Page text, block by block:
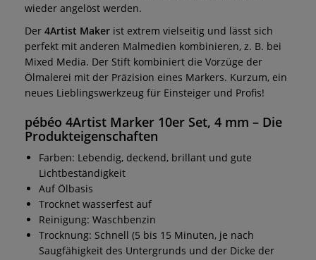
wieder angelöst werden.
Der 4Artist Maker ist extrem vielseitig und lässt sich
perfekt mit anderen Malmedien kombinieren, z. B. bei
Mixed Media. Der Stift kombiniert die Vorzüge der
Ölmalerei mit der Präzision eines Markers. Kurzum, ein
neues Lieblingswerkzeug für Einsteiger und Profis!
pébéo 4Artist Marker 10er Set, 4 mm – Die
Produkteigenschaften
Farben: Lebendig, deckend, brillant und gute
Lichtbeständigkeit
Auf Ölbasis
Trocknet wasserfest auf
Reinigung: Waschbenzin
Trocknung: Schnell (5 bis 15 Minuten, je nach
Saugfähigkeit des Untergrunds und der Dicke der